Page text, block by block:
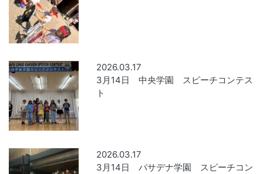
2026.03.17
3月14日 中央学園 スピーチコンテス
ト
2026.03.17
3月14日 パサデナ学園 スピーチコン